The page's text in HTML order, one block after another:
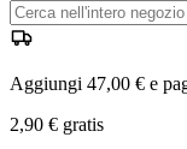
Aggiungi 47,00 € e
2,90 € gratis